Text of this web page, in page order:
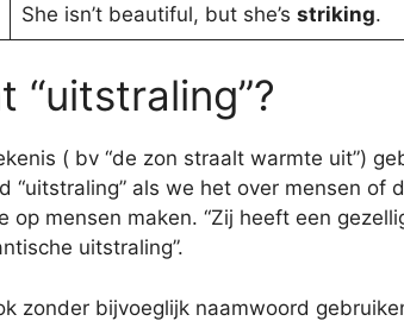
She isn’t beautiful, but she’s striking.
“uitstraling”?
( bv “de zon straalt warmte uit”)
“uitstraling” als we het over mensen of
op mensen maken. “Zij heeft een
uitstraling”.
zonder bijvoeglijk naamwoord